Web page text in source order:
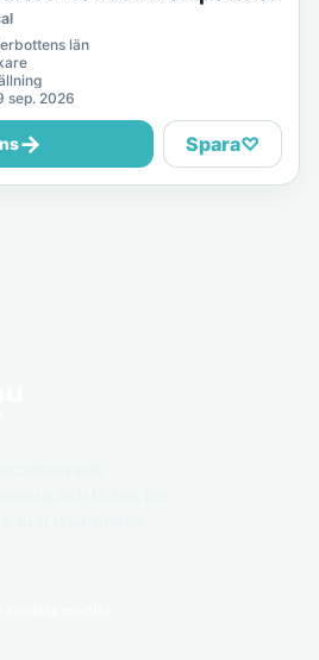
län
sep. 2026
→ Spara♡